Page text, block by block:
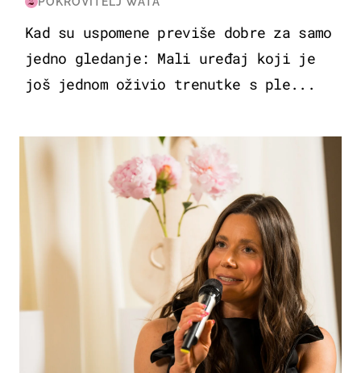
Kad su uspomene previše dobre za samo
jedno gledanje: Mali uređaj koji je
još jednom oživio trenutke s ple...
MODA & LJEPOTA